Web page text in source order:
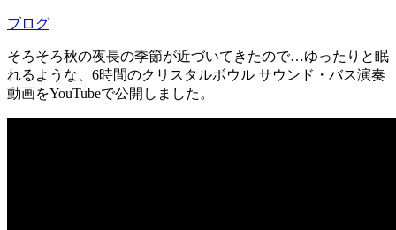
ブログ
そろそろ秋の夜長の季節が近づいてきたので…ゆったりと眠
れるような、6時間のクリスタルボウル サウンド・バス演奏
動画をYouTubeで公開しました。